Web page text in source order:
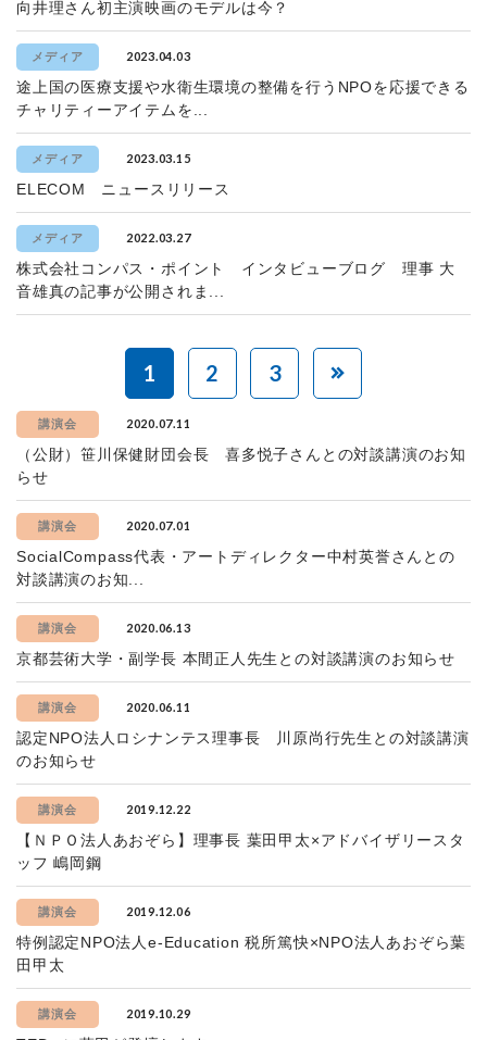
向井理さん初主演映画のモデルは今？
メディア 2023.04.03
途上国の医療支援や水衛生環境の整備を行うNPOを応援できる
チャリティーアイテムを...
メディア 2023.03.15
ELECOM ニュースリリース
メディア 2022.03.27
株式会社コンパス・ポイント インタビューブログ 理事 大
音雄真の記事が公開されま...
1 2 3
講演会 2020.07.11
（公財）笹川保健財団会長 喜多悦子さんとの対談講演のお知
らせ
講演会 2020.07.01
SocialCompass代表・アートディレクター中村英誉さんとの
対談講演のお知...
講演会 2020.06.13
京都芸術大学・副学長 本間正人先生との対談講演のお知らせ
講演会 2020.06.11
認定NPO法人ロシナンテス理事長 川原尚行先生との対談講演
のお知らせ
講演会 2019.12.22
【ＮＰＯ法人あおぞら】理事長 葉田甲太×アドバイザリースタ
ッフ 嶋岡鋼
講演会 2019.12.06
特例認定NPO法人e-Education 税所篤快×NPO法人あおぞら葉
田甲太
講演会 2019.10.29